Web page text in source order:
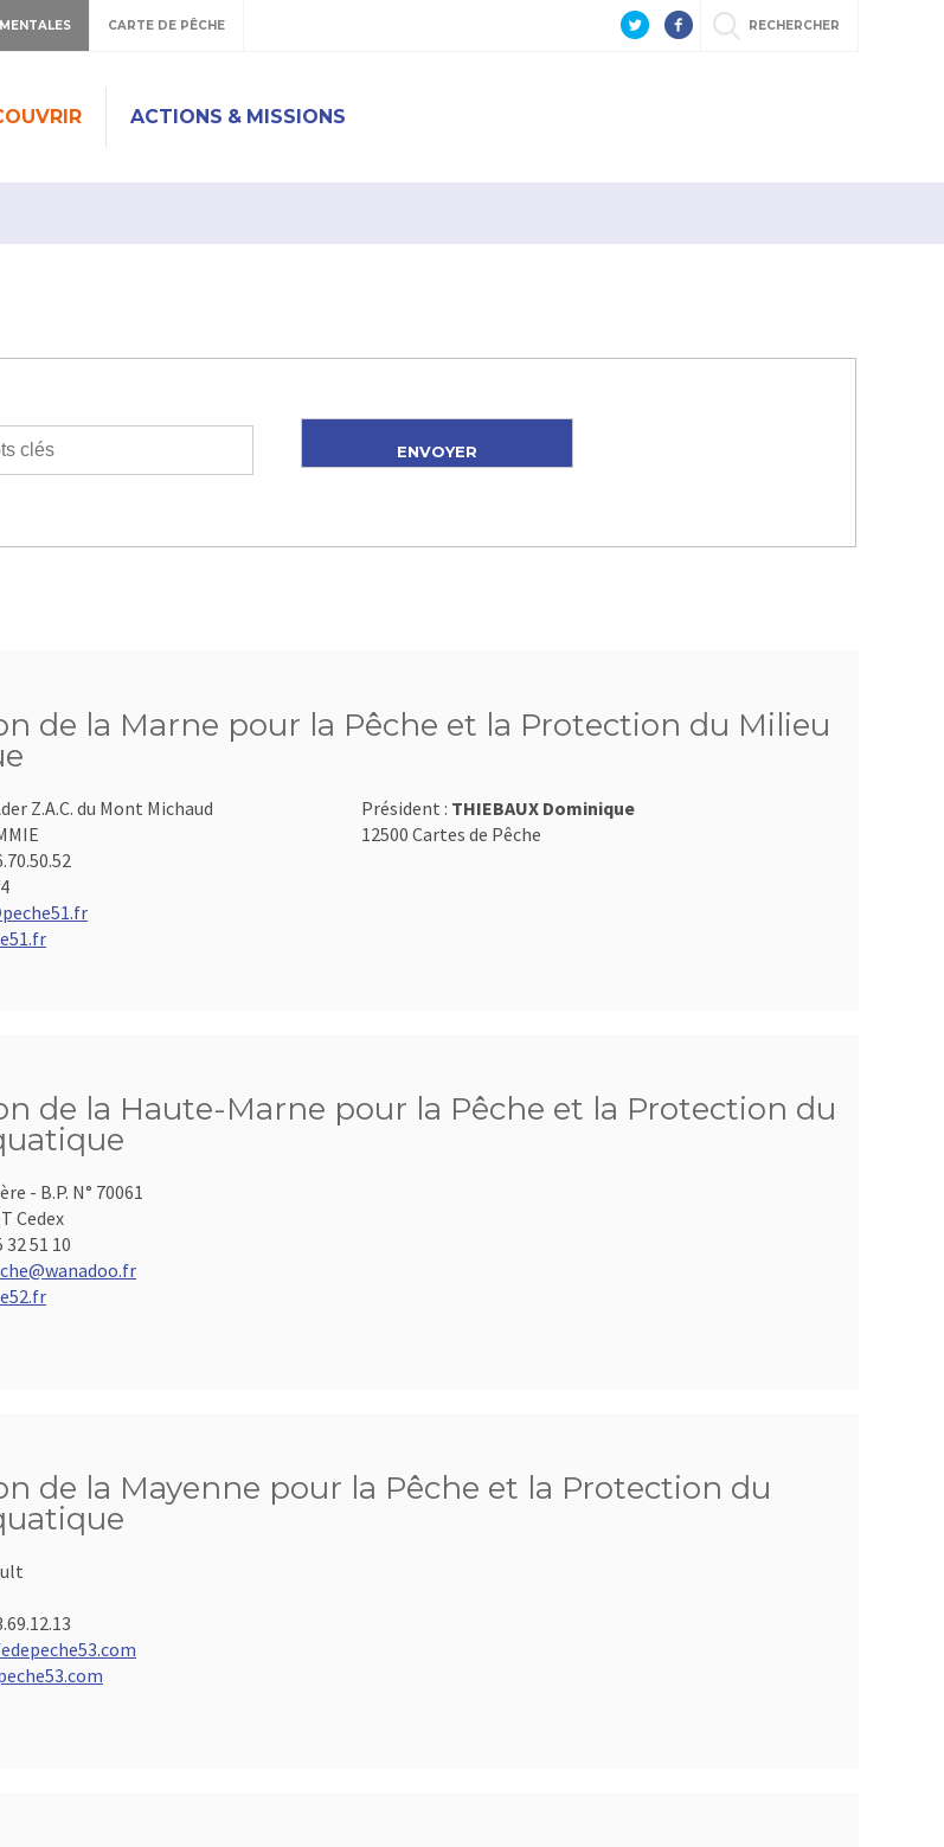
CARTE DE PÊCHE RECHERCHER
ACTIONS & MISSIONS
de la Marne pour la Pêche et la Protection du Milieu
Z.A.C. du Mont Michaud
Président : THIEBAUX Dominique
12500 Cartes de Pêche
de la Haute-Marne pour la Pêche et la Protection du
- B.P. N° 70061
Cedex
32 51 10
de la Mayenne pour la Pêche et la Protection du